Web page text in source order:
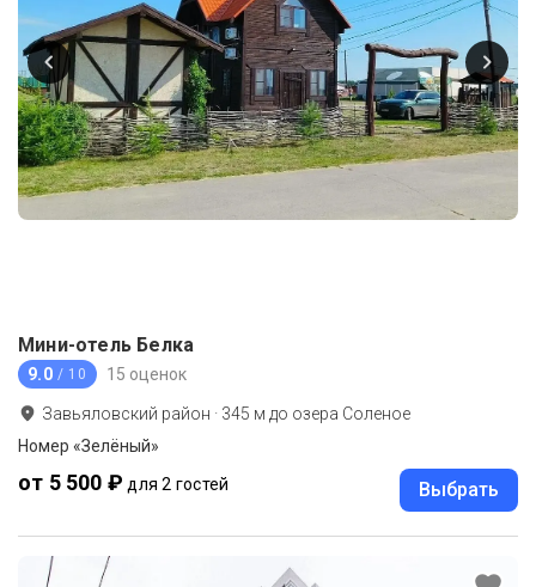
Мини-отель Белка
9.0 / 10 15 оценок
Завьяловский район · 345 м до озера Соленое
Номер «Зелёный»
от 5 500 ₽ для 2 гостей Выбрать